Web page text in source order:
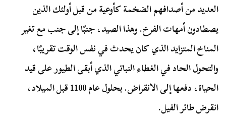
العديد من أصدافهم الضخمة كأوعية من قبل أولئك الذين
يصطادون أمهات الفرخ. وهذا الصيد، جنبًا إلى جنب مع تغير
المناخ المتزايد الذي كان يحدث في نفس الوقت تقريبًا،
والتحول الحاد في الغطاء النباتي الذي أبقى الطيور على قيد
الحياة، دفعها إلى الانقراض. بحلول عام 1100 قبل الميلاد،
انقرض طائر الفيل.